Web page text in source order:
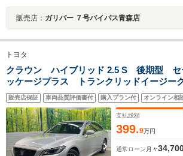
販売店： ガリバー ７号バイパス青森店
トヨタ
クラウン ハイブリッド 2.5 S 後期型 セ
ッケージプラス トランクリッドイージ
ブラインドスポットモニター 前席シート
動チルトステアリング ステアリングヒー
車 1オーナー
販売店保証 車両品質評価書付 購入プラン付 オンライン相
支払総額
399.9万円
通常ローン 月々